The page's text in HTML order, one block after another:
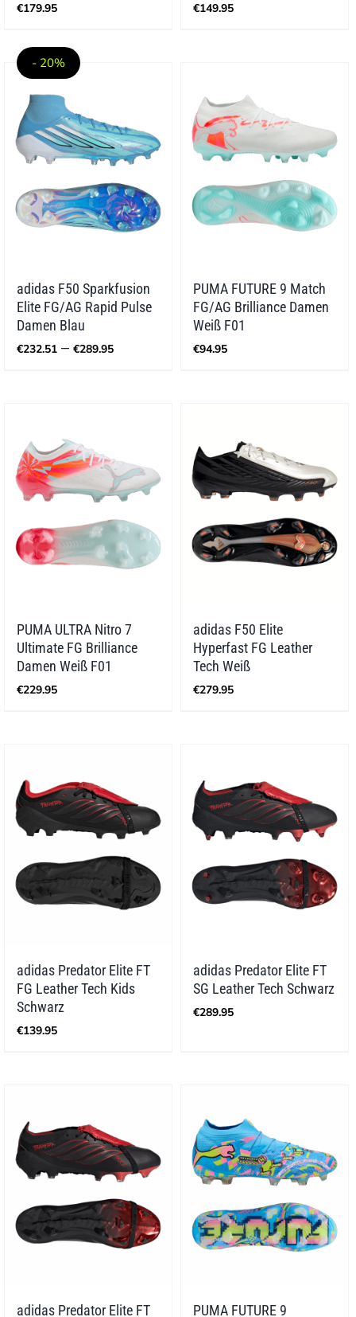
€179.95 €149.95
- 20%
adidas F50 Sparkfusion
Elite FG/AG Rapid Pulse
Damen Blau
€232.51 – €289.95Preisspanne:
PUMA FUTURE 9 Match
FG/AG Brilliance Damen
Weiß F01
€94.95
PUMA ULTRA Nitro 7
Ultimate FG Brilliance
Damen Weiß F01
€229.95
adidas F50 Elite
Hyperfast FG Leather
Tech Weiß
€279.95
adidas Predator Elite FT
FG Leather Tech Kids
Schwarz
€139.95
adidas Predator Elite FT
SG Leather Tech Schwarz
€289.95
adidas Predator Elite FT PUMA FUTURE 9